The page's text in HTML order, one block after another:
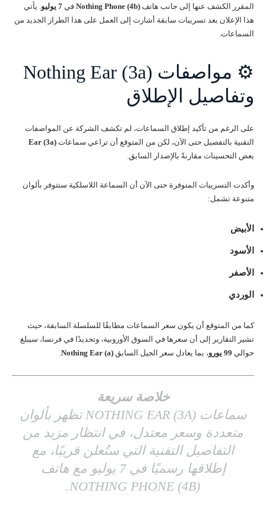
المقرر الكشف عنها إلى جانب هاتف Nothing Phone (4b) في 7 يوليو
. يأتي
هذا الإعلان بعد تسريبات سابقة أشارت إلى العمل على هذا الطراز الجديد من
السماعات.
⚙️ مواصفات Nothing Ear (3a)
وتفاصيل الإطلاق
على الرغم من تأكيد إطلاق السماعات، لم تكشف الشركة عن المواصفات
التقنية بالتفصيل حتى الآن، لكن من المتوقع أن تراعي سماعات Ear (3a)
بعض التحسينات مقارنةً بالإصدار السابق.
وأكدت التسريبات المتوفرة حتى الآن أن السماعة اللاسلكية ستتوفر بألوان
متنوعة تشمل:
الأبيض
الأسود
الأصفر
الوردي
كما من المتوقع أن يكون سعر السماعات مطابقًا للسلسلة السابقة، حيث
تشير التقارير إلى أن سعرها في السوق الأوروبية، وتحديدًا في فرنسا، سيبلغ
حوالي 99 يورو ، بما يعادل سعر الجيل السابق Nothing Ear (a)
خلاصة سريعة
سماعات NOTHING EAR (3A) تظهر بألوان
متعددة وسعر معتدل، في انتظار مزيد من
التفاصيل التقنية التي ستُعلن قريبًا، مع
إطلاقها رسميًا في 7 يوليو مع هاتف
NOTHING PHONE (4B).